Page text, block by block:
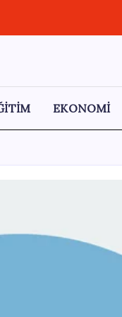
EKONOMİ